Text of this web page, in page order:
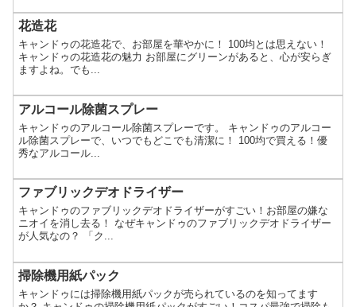
花造花
キャンドゥの花造花で、お部屋を華やかに！ 100均とは思えない！
キャンドゥの花造花の魅力 お部屋にグリーンがあると、心が安らぎ
ますよね。でも...
アルコール除菌スプレー
キャンドゥのアルコール除菌スプレーです。 キャンドゥのアルコー
ル除菌スプレーで、いつでもどこでも清潔に！ 100均で買える！優
秀なアルコール...
ファブリックデオドライザー
キャンドゥのファブリックデオドライザーがすごい！お部屋の嫌な
ニオイを消し去る！ なぜキャンドゥのファブリックデオドライザー
が人気なの？ 「ク...
掃除機用紙パック
キャンドゥには掃除機用紙パックが売られているのを知ってます